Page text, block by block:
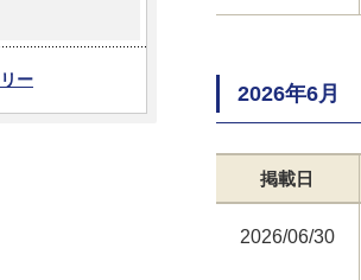
2026年6月
掲載日
2026/06/30
ー